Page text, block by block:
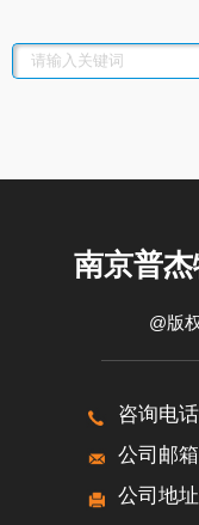
南京普
@
咨询电话
公司邮
公司地